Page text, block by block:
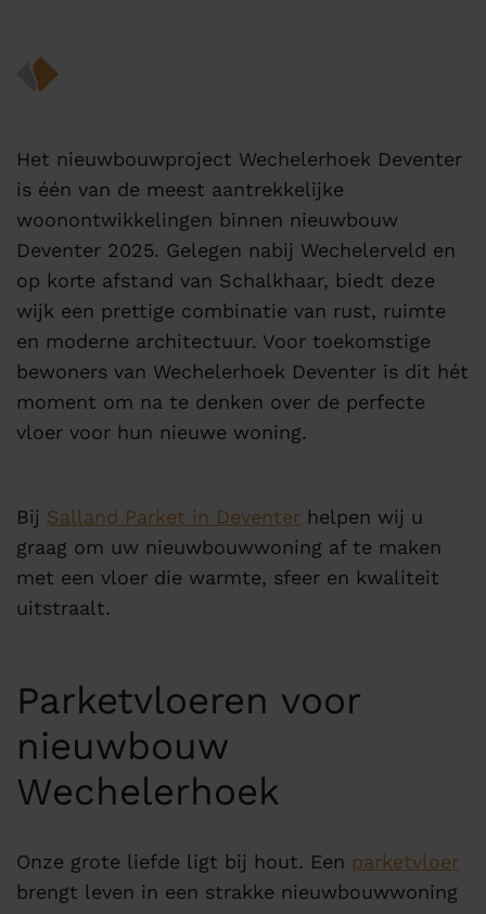
Het nieuwbouwproject Wechelerhoek Deventer
is één van de meest aantrekkelijke
woonontwikkelingen binnen nieuwbouw
Deventer 2025. Gelegen nabij Wechelerveld en
op korte afstand van Schalkhaar, biedt deze
wijk een prettige combinatie van rust, ruimte
en moderne architectuur. Voor toekomstige
bewoners van Wechelerhoek Deventer is dit hét
moment om na te denken over de perfecte
vloer voor hun nieuwe woning.
Bij Salland Parket in Deventer helpen wij u
graag om uw nieuwbouwwoning af te maken
met een vloer die warmte, sfeer en kwaliteit
uitstraalt.
Parketvloeren voor
nieuwbouw
Wechelerhoek
Onze grote liefde ligt bij hout. Een parketvloer
brengt leven in een strakke nieuwbouwwoning